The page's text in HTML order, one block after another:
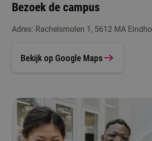
Bezoek de campus
Adres: Rachelsmolen 1, 5612 MA
Bekijk op Google Maps